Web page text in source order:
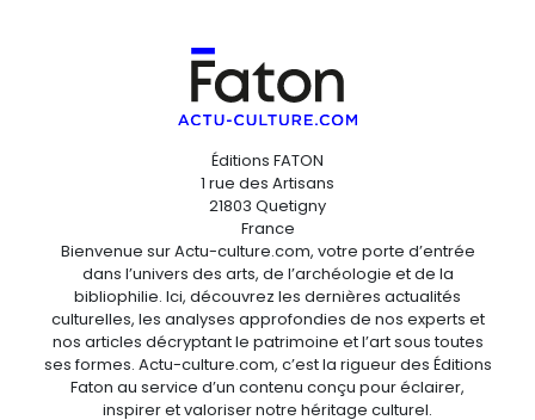
Éditions FATON
1 rue des Artisans
21803 Quetigny
France
Bienvenue sur Actu-culture.com, votre porte d’entrée
dans l’univers des arts, de l’archéologie et de la
bibliophilie. Ici, découvrez les dernières actualités
culturelles, les analyses approfondies de nos experts et
nos articles décryptant le patrimoine et l’art sous toutes
ses formes. Actu-culture.com, c’est la rigueur des Éditions
Faton au service d’un contenu conçu pour éclairer,
inspirer et valoriser notre héritage culturel.